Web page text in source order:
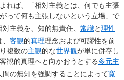
れば、「相対主義とは、何でも主張
って何も主張しないという立場」で
主義を、知的無責任、 常識と理性
客観的真理理念および可謬性を前
複数の主観的な世界観が単に併存し
観的真理へと向かおうとする多元主
間の無知を強調することによって寛